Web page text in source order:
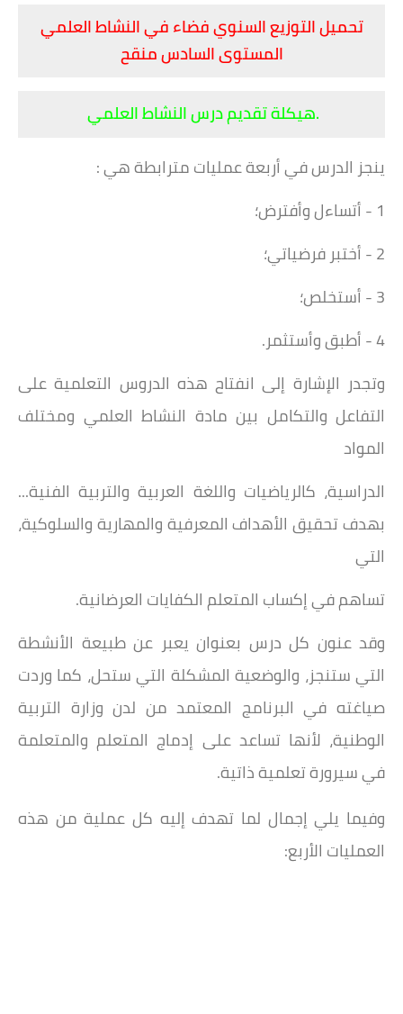
تحميل التوزيع السنوي فضاء في النشاط العلمي
المستوى السادس منقح
.هيكلة تقديم درس النشاط العلمي
ينجز الدرس في أربعة عمليات مترابطة هي :
1 - أتساءل وأفترض؛
2 - أختبر فرضياتي؛
3 - أستخلص؛
4 - أطبق وأستثمر.
وتجدر الإشارة إلى انفتاح هذه الدروس التعلمية على
التفاعل والتكامل بين مادة النشاط العلمي ومختلف
المواد
الدراسية، كالرياضيات واللغة العربية والتربية الفنية...
بهدف تحقيق الأهداف المعرفية والمهارية والسلوكية،
التي
تساهم في إكساب المتعلم الكفايات العرضانية.
وقد عنون كل درس بعنوان يعبر عن طبيعة الأنشطة
التي ستنجز، والوضعية المشكلة التي ستحل، كما وردت
صياغته في البرنامج المعتمد من لدن وزارة التربية
الوطنية، لأنها تساعد على إدماج المتعلم والمتعلمة
فيسيرورة تعلمية ذاتية.
وفيما يلي إجمال لما تهدف إليه كل عملية من هذه
العمليات الأربع: